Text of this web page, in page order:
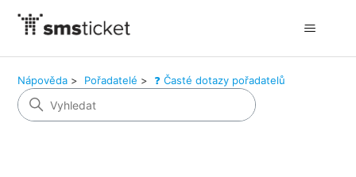
Nápověda Pořadatelé ❓ Časté dotazy pořadatelů